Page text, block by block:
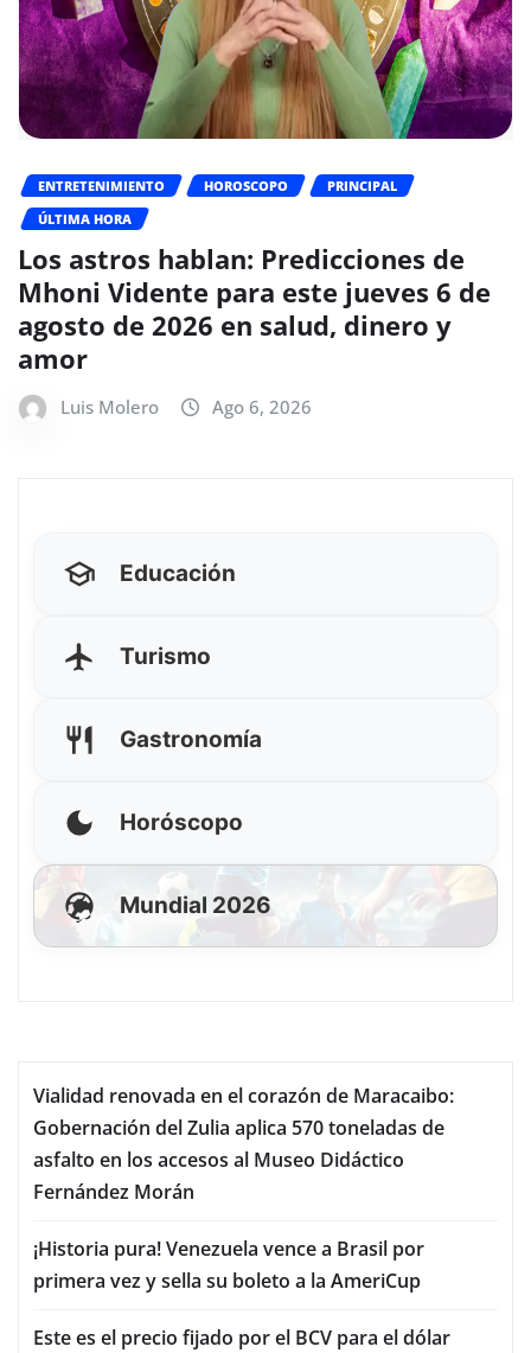
ENTRETENIMIENTO HOROSCOPO
PRINCIPAL
ÚLTIMA HORA
Los astros hablan: Predicciones de
Mhoni Vidente para este jueves 6 de
agosto de 2026 en salud, dinero y
amor
Luis Molero Ago 6, 2026
Educación
Turismo
Gastronomía
Horóscopo
Mundial 2026
Vialidad renovada en el corazón de Maracaibo:
Gobernación del Zulia aplica 570 toneladas de
asfalto en los accesos al Museo Didáctico
Fernández Morán
¡Historia pura! Venezuela vence a Brasil por
primera vez y sella su boleto a la AmeriCup
Este es el precio fijado por el BCV para el dólar